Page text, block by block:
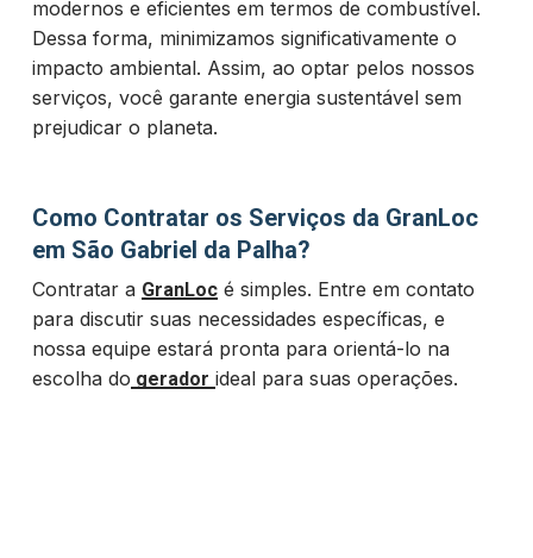
modernos e eficientes em termos de combustível.
Dessa forma, minimizamos significativamente o
impacto ambiental. Assim, ao optar pelos nossos
serviços, você garante energia sustentável sem
prejudicar o planeta.
Como Contratar os Serviços da GranLoc
em São Gabriel da Palha?
Contratar a GranLocé simples. Entre em contato
para discutir suas necessidades específicas, e
nossa equipe estará pronta para orientá-lo na
escolha do gerador ideal para suas operações.